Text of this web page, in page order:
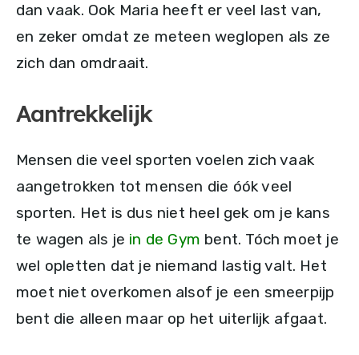
dan vaak. Ook Maria heeft er veel last van,
en zeker omdat ze meteen weglopen als ze
zich dan omdraait.
Aantrekkelijk
Mensen die veel sporten voelen zich vaak
aangetrokken tot mensen die óók veel
sporten. Het is dus niet heel gek om je kans
te wagen als je in de Gym bent. Tóch moet je
wel opletten dat je niemand lastig valt. Het
moet niet overkomen alsof je een smeerpijp
bent die alleen maar op het uiterlijk afgaat.